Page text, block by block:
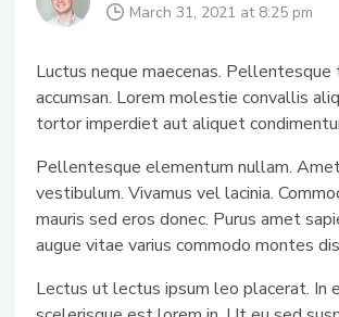
March 31, 2021 at 8:25 pm
Luctus neque maecenas. Pellentesque
accumsan. Lorem molestie convallis
tortor imperdiet aut aliquet
Pellentesque elementum nullam.
vestibulum. Vivamus vel lacinia.
mauris sed eros donec. Purus amet
augue vitae varius commodo montes
Lectus ut lectus ipsum leo placerat. In